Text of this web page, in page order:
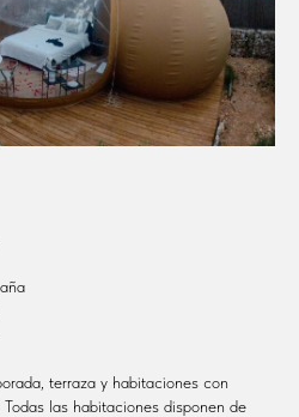
terraza y habitaciones con
las habitaciones disponen de